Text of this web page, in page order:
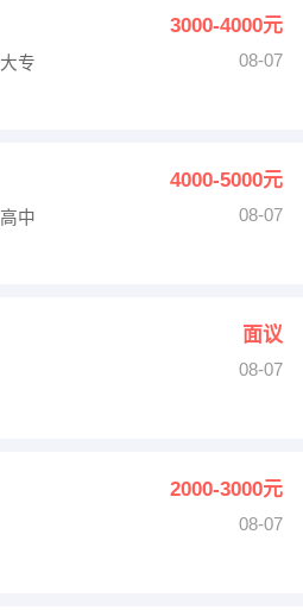
法律
3000-4000元
大专
08-07
4000-5000元
高中
08-07
面议
08-07
2000-3000元
08-07